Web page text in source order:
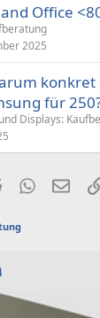
Office
2025
konkret
für
Displays:
RedditWhatsApp
E-